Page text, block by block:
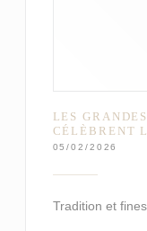
LES
CÉLÈBRENT
05/02/2026
Tradition et